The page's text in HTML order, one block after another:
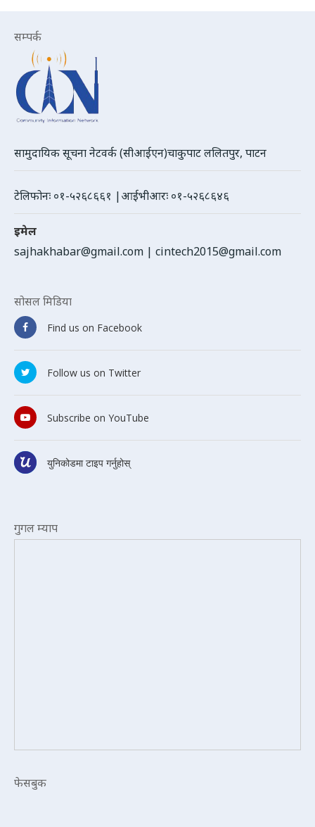
सम्पर्क
सामुदायिक सूचना नेटवर्क (सीआईएन)चाकुपाट ललितपुर, पाटन
टेलिफोनः ०१-५२६८६६१ |आईभीआरः ०१-५२६८६४६
इमेल
sajhakhabar@gmail.com | cintech2015@gmail.com
सोसल मिडिया
Find us on Facebook
Follow us on Twitter
Subscribe on YouTube
युनिकोडमा टाइप गर्नुहोस्
गुगल म्याप
फेसबुक